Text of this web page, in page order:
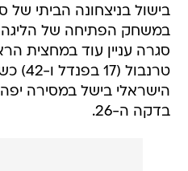
במשחק הפתיחה של הליגה
סגרה עניין עוד במחצית
הישראלי בישל במסירה יפה
בדקה ה-26.